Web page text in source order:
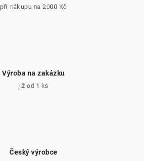
při nákupu na 2000 Kč
Výroba na zakázku
již od 1 ks
Český výrobce